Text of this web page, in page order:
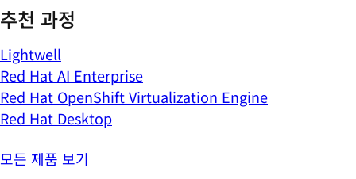
추천 과정
Lightwell
Red Hat AI Enterprise
Red Hat OpenShift Virtualization Engine
Red Hat Desktop
모든 제품 보기